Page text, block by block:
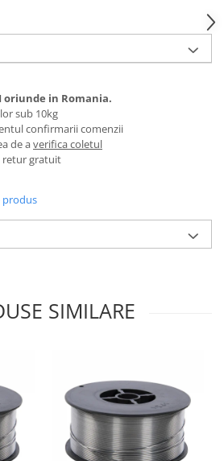
de tuns
de
oriunde in Romania.
sub 10kg
confirmarii comenzii
de averifica coletul
retur gratuit
SIMILARE